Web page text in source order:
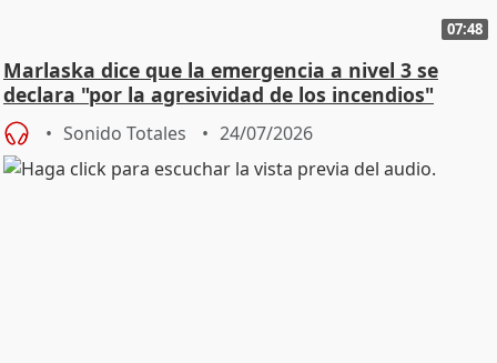
07:48
Marlaska dice que la emergencia a nivel 3 se
declara "por la agresividad de los incendios"
Sonido Totales 24/07/2026